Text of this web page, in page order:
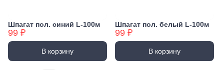
Шпагат пол. синий L-100м
99 ₽
В корзину
Шпагат пол. белый L-100м
99 ₽
В корзину